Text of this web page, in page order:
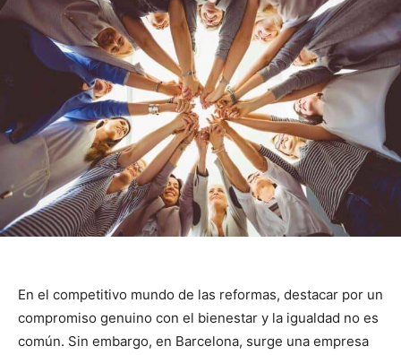
En el competitivo mundo de las reformas, destacar por un
compromiso genuino con el bienestar y la igualdad no es
común. Sin embargo, en Barcelona, surge una empresa